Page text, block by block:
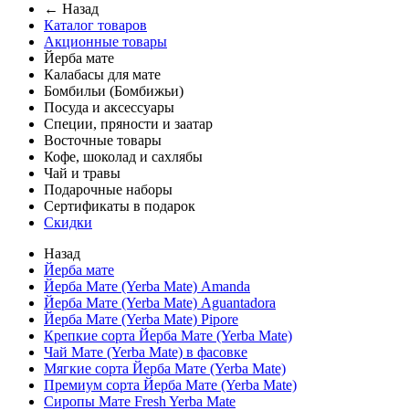
← Назад
Каталог товаров
Акционные товары
Йерба мате
Калабасы для мате
Бомбильи (Бомбижьи)
Посуда и аксессуары
Специи, пряности и заатар
Восточные товары
Кофе, шоколад и сахлябы
Чай и травы
Подарочные наборы
Сертификаты в подарок
Скидки
Назад
Йерба мате
Йерба Мате (Yerba Mate) Amanda
Йерба Мате (Yerba Mate) Aguantadora
Йерба Мате (Yerba Mate) Pipore
Крепкие сорта Йерба Мате (Yerba Mate)
Чай Мате (Yerba Mate) в фасовке
Мягкие сорта Йерба Мате (Yerba Mate)
Премиум сорта Йерба Мате (Yerba Mate)
Сиропы Мате Fresh Yerba Mate